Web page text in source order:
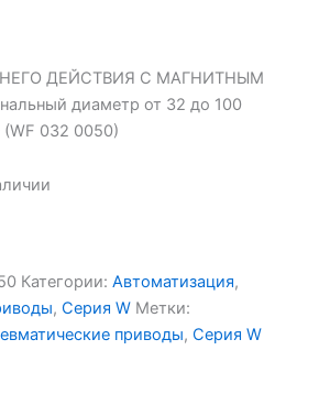
ДЕЙСТВИЯ С МАГНИТНЫМ
диаметр от 32 до 100
032 0050)
Категории: Автоматизация,
, Серия W Метки:
приводы, Серия W